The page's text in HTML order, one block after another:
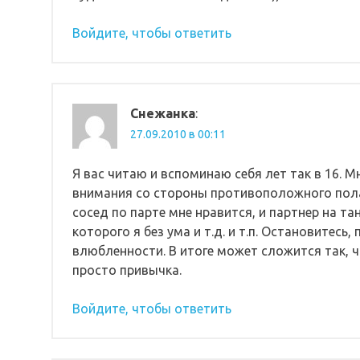
Войдите, чтобы ответить
Снежанка:
27.09.2010 в 00:11
Я вас читаю и вспоминаю себя лет так в 16.
внимания со стороны противоположного
сосед по парте мне нравится, и партнер на
которого я без ума и т.д. и т.п.
влюбленности. В итоге может сложится так,
просто привычка.
Войдите, чтобы ответить